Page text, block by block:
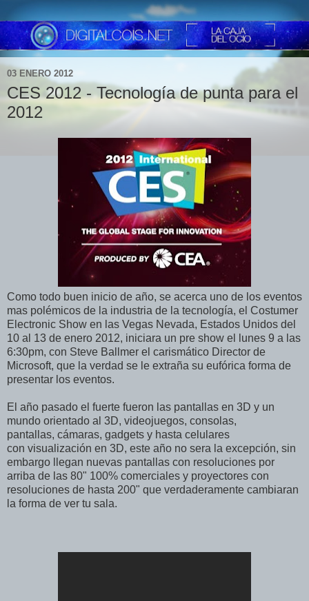
03 ENERO 2012
CES 2012 - Tecnología de punta para el
2012
Como todo buen inicio de año, se acerca uno de los eventos
mas polémicos de la industria de la tecnología, el Costumer
Electronic Show en las Vegas Nevada, Estados Unidos del
10 al 13 de enero 2012, iniciara un pre show el lunes 9 a las
6:30pm, con Steve Ballmer el carismático Director de
Microsoft, que la verdad se le extraña su eufórica forma de
presentar los eventos.
El año pasado el fuerte fueron las pantallas en 3D y un
mundo orientado al 3D, videojuegos, consolas,
pantallas, cámaras, gadgets y hasta celulares
con visualización en 3D, este año no sera la excepción, sin
embargo llegan nuevas pantallas con resoluciones por
arriba de las 80" 100% comerciales y proyectores con
resoluciones de hasta 200" que verdaderamente cambiaran
la forma de ver tu sala.